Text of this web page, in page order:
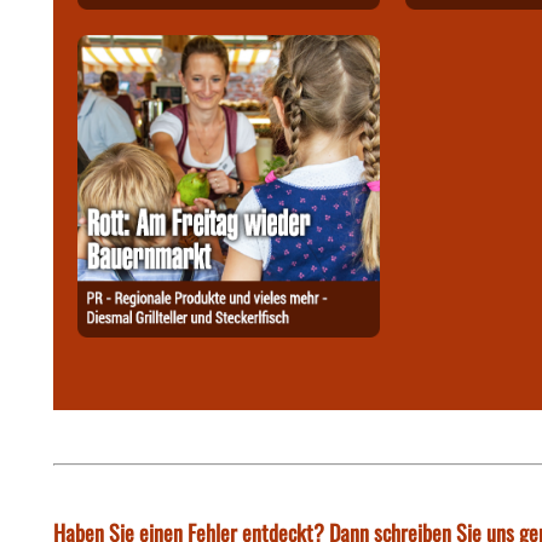
Haben Sie einen Fehler entdeckt? Dann schreiben Sie uns